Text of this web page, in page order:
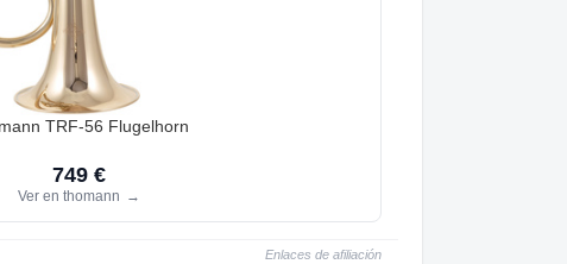
TRF-56 Flugelhorn
749 €
Ver en thomann →
Enlaces de afiliación